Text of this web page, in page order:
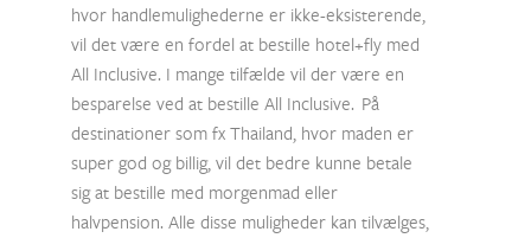
hvor handlemulighederne er ikke-eksisterende,
vil det være en fordel at bestille hotel+fly med
All Inclusive. I mange tilfælde vil der være en
besparelse ved at bestille All Inclusive. På
destinationer som fx Thailand, hvor maden er
super god og billig, vil det bedre kunne betale
sig at bestille med morgenmad eller
halvpension. Alle disse muligheder kan tilvælges,